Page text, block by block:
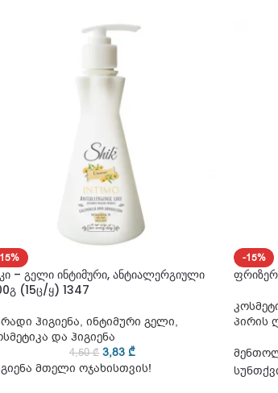
– გელი ინტიმური, ანტიალერგიული
(15ც/ყ) 1347
ჰიგიენა, ინტიმური გელი,
და ჰიგიენა
4,50₾ 3,83₾
მთელი ოჯახისთვის!
-15%
პირის